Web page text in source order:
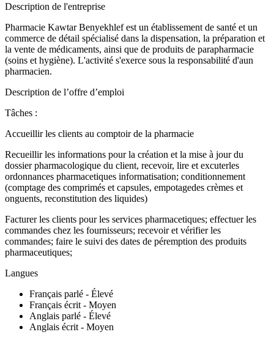
Description de l'entreprise
Pharmacie Kawtar Benyekhlef est un établissement de santé et un
commerce de détail spécialisé dans la dispensation, la préparation et
la vente de médicaments, ainsi que de produits de parapharmacie
(soins et hygiène). L'activité s'exerce sous la responsabilité d'aun
pharmacien.
Description de l’offre d’emploi
Tâches :
Accueillir les clients au comptoir de la pharmacie
Recueillir les informations pour la création et la mise à jour du
dossier pharmacologique du client, recevoir, lire et excuterles
ordonnances pharmacetiques informatisation; conditionnement
(comptage des comprimés et capsules, empotagedes crèmes et
onguents, reconstitution des liquides)
Facturer les clients pour les services pharmacetiques; effectuer les
commandes chez les fournisseurs; recevoir et vérifier les
commandes; faire le suivi des dates de péremption des produits
pharmaceutiques;
Langues
Français parlé - Élevé
Français écrit - Moyen
Anglais parlé - Élevé
Anglais écrit - Moyen